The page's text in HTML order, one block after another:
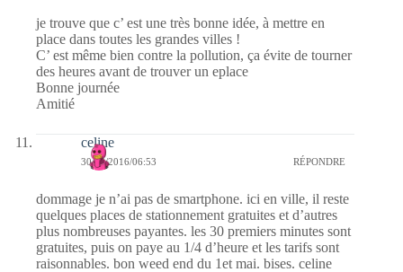
je trouve que c’ est une très bonne idée, à mettre en
place dans toutes les grandes villes !
C’ est même bien contre la pollution, ça évite de tourner
des heures avant de trouver un eplace
Bonne journée
Amitié
celine
30/04/2016/06:53 RÉPONDRE
dommage je n’ai pas de smartphone. ici en ville, il reste
quelques places de stationnement gratuites et d’autres
plus nombreuses payantes. les 30 premiers minutes sont
gratuites, puis on paye au 1/4 d’heure et les tarifs sont
raisonnables. bon weed end du 1et mai. bises. celine